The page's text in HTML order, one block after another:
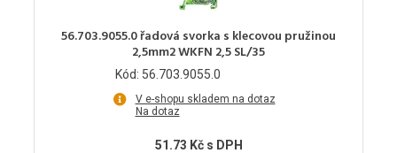
56.703.9055.0 řadová svorka s klecovou pružinou
2,5mm2 WKFN 2,5 SL/35
Kód: 56.703.9055.0
V e-shopu skladem na dotaz
Na dotaz
51.73 Kč s DPH